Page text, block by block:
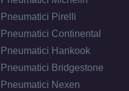
Pneumatici Pirelli
Pneumatici Continental
Pneumatici Hankook
Pneumatici Bridgestone
Pneumatici Nexen